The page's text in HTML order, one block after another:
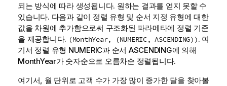
되는 방식에 따라 생성됩니다. 원하는 결과를 얻지 못할 수
있습니다. 다음과 같이 정렬 유형 및 순서 지정 유형에 대한
값을 차원에 추가함으로써 구조화된 파라메타에 정렬 기준
을 제공합니다. (MonthYear, (NUMERIC, ASCENDING)). 여
기서 정렬 유형 NUMERIC과 순서 ASCENDING에 의해
MonthYear가 숫자순으로 오름차순 정렬됩니다.
여기서, 월 단위로 고객 수가 가장 많이 증가한 달을 찾아볼